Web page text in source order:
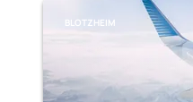
BLOTZHEIM